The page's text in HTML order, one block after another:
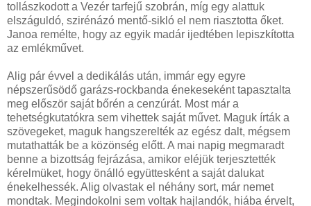
tollászkodott a Vezér tarfejű szobrán, míg egy alattuk
elszáguldó, szirénázó mentő-sikló el nem riasztotta őket.
Janoa remélte, hogy az egyik madár ijedtében lepiszkította
az emlékművet.
Alig pár évvel a dedikálás után, immár egy egyre
népszerűsödő garázs-rockbanda énekeseként tapasztalta
meg először saját bőrén a cenzúrát. Most már a
tehetségkutatókra sem vihettek saját művet. Maguk írták a
szövegeket, maguk hangszerelték az egész dalt, mégsem
mutathatták be a közönség előtt. A mai napig megmaradt
benne a bizottság fejrázása, amikor eléjük terjesztették
kérelmüket, hogy önálló együttesként a saját dalukat
énekelhessék. Alig olvastak el néhány sort, már nemet
mondtak. Megindokolni sem voltak hajlandók, hiába érvelt,